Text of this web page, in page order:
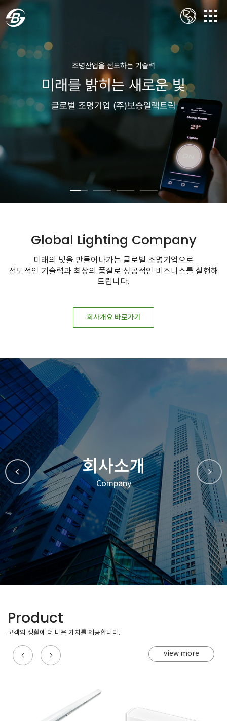
조명산업을 선도하는 기술력
미래를 밝히는 새로운 빛
글로벌 조명기업 (주)보승일렉트릭
Global Lighting Company
미래의 빛을 만들어나가는 글로벌 조명기업으로
선도적인 기술력과 최상의 품질로 성공적인 비즈니스를 실현해
드립니다.
회사개요 바로가기
회사소개
Company
Product
고객의 생활에 더 나은 가치를 제공합니다.
view more